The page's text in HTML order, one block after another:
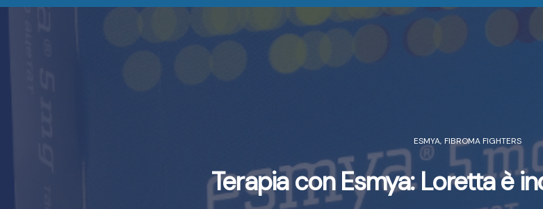
ESMYA, FIBROMA FIGHTERS
Terapia con Esmya: Loretta è